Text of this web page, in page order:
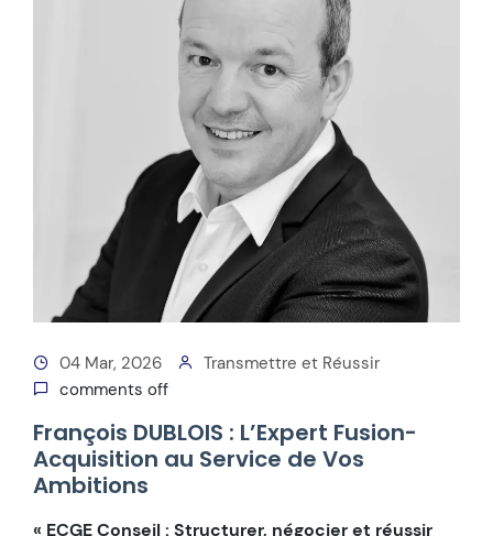
04 Mar, 2026
Transmettre et Réussir
comments off
François DUBLOIS : L’Expert Fusion-
Acquisition au Service de Vos
Ambitions
« ECGE Conseil : Structurer, négocier et réussir